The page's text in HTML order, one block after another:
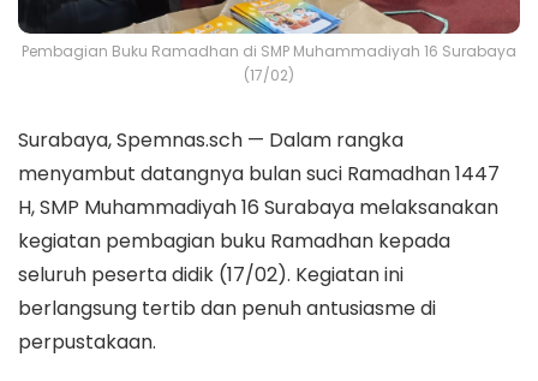
Pembagian Buku Ramadhan di SMP Muhammadiyah 16 Surabaya
(17/02)
Surabaya, Spemnas.sch — Dalam rangka
menyambut datangnya bulan suci Ramadhan 1447
H, SMP Muhammadiyah 16 Surabaya melaksanakan
kegiatan pembagian buku Ramadhan kepada
seluruh peserta didik (17/02). Kegiatan ini
berlangsung tertib dan penuh antusiasme di
perpustakaan.